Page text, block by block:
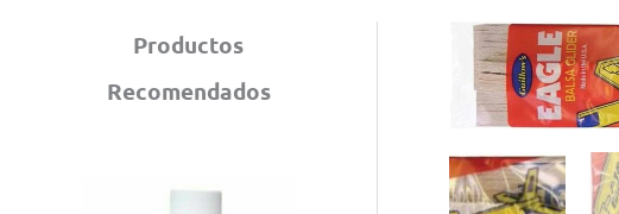
Productos
Recomendados